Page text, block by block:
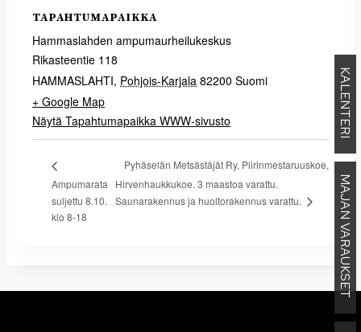
KALENTERI
MAJAN VARAUKSET
TAPAHTUMAPAIKKA
Hammaslahden ampumaurheilukeskus
Rikasteentie 118
HAMMASLAHTI, Pohjois-Karjala 82200 Suomi
+ Google Map
Näytä Tapahtumapaikka WWW-sivusto
Ampumarata
suljettu 8.10.
klo 8-18
Pyhäselän Metsästäjät Ry, Piirinmestaruuskoe,
Hirvenhaukkukoe. 3 maastoa varattu.
Saunarakennus ja huoltorakennus varattu.